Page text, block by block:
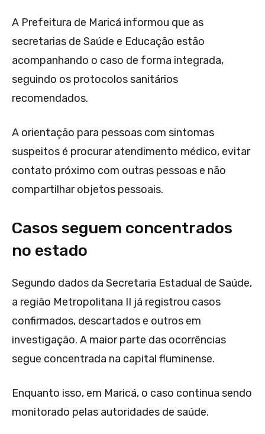
A Prefeitura de Maricá informou que as
secretarias de Saúde e Educação estão
acompanhando o caso de forma integrada,
seguindo os protocolos sanitários
recomendados.
A orientação para pessoas com sintomas
suspeitos é procurar atendimento médico, evitar
contato próximo com outras pessoas e não
compartilhar objetos pessoais.
Casos seguem concentrados
no estado
Segundo dados da Secretaria Estadual de Saúde,
a região Metropolitana II já registrou casos
confirmados, descartados e outros em
investigação. A maior parte das ocorrências
segue concentrada na capital fluminense.
Enquanto isso, em Maricá, o caso continua sendo
monitorado pelas autoridades de saúde.